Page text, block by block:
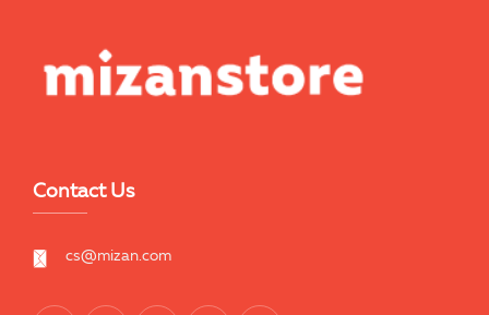
Contact Us
cs@mizan.com